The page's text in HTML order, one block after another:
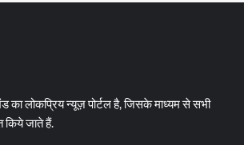
का लोकप्रिय न्यूज़ पोर्टल है, जिसके माध्यम से सभी
किये जाते हैं.